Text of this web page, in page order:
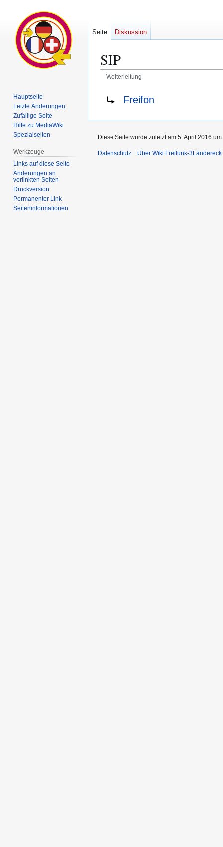
SIP
Weiterleitung
Navigation
Suche
Weiterleitung nach:
Freifon
Seite Diskussion
Hauptseite
Letzte Änderungen
Zufällige Seite
Hilfe zu MediaWiki
Spezialseiten
Werkzeuge
Links auf diese Seite
Änderungen an
verlinkten Seiten
Druckversion
Permanenter Link
Seiten­­informationen
Diese Seite wurde zuletzt am 5. April 2016
Datenschutz Über Wiki Freifunk-3Ländereck